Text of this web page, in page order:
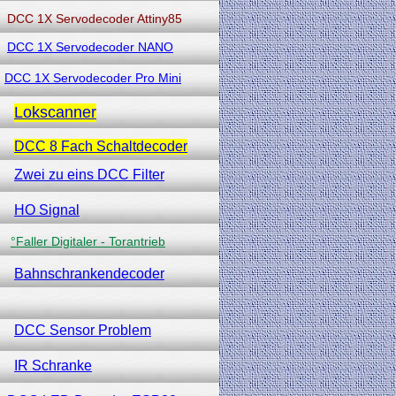
DCC 1X Servodecoder Attiny85
DCC 1X Servodecoder NANO
DCC 1X Servodecoder Pro Mini
Lokscanner
DCC 8 Fach Schaltdecoder
Zwei zu eins DCC Filter
HO Signal
°Faller Digitaler - Torantrieb
Bahnschrankendecoder
DCC Sensor Problem
IR Schranke